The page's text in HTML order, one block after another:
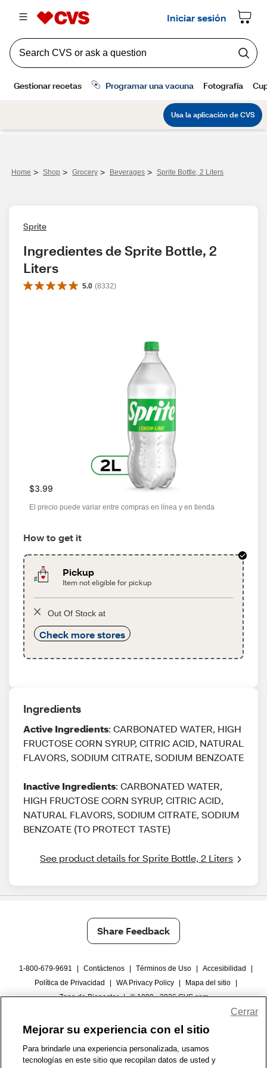
Home > Shop > Grocery > Beverages > Sprite Bottle, 2 Liters
Sprite
Ingredientes de Sprite Bottle, 2
Liters
5.0 (8332)
$3.99
El precio puede variar entre compras en línea y en tienda
How to get it
Pickup
Item not eligible for pickup
Out Of Stock at
Check more stores
Ingredients
Active Ingredients: CARBONATED WATER, HIGH
FRUCTOSE CORN SYRUP, CITRIC ACID, NATURAL
FLAVORS, SODIUM CITRATE, SODIUM BENZOATE
Inactive Ingredients: CARBONATED WATER,
HIGH FRUCTOSE CORN SYRUP, CITRIC ACID,
NATURAL FLAVORS, SODIUM CITRATE, SODIUM
BENZOATE (TO PROTECT TASTE)
See product details for Sprite Bottle, 2 Liters
Share Feedback
1-800-679-9691 Contáctenos Términos de Uso Accesibilidad
Política de Privacidad
WA Privacy Policy Mapa del sitio
Zona de Bienestar | © 1999 - 2026 CVS.com
Mejorar su experiencia con el sitio
Para brindarle una experiencia personalizada, usamos
tecnologías en este sitio que recopilan datos de usted y
Cerrar